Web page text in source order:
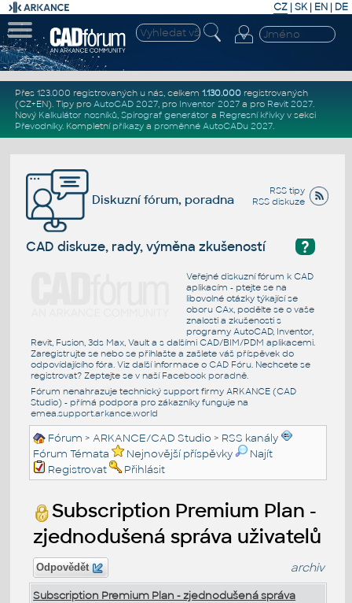
CZ | SK| EN | DE
Přes 123.000 registrovaných u nás, celkem 1.130.000registrovaných
(CZ+EN). Tipy pro AutoCAD 2027, pro Inventor 2027a pro Revit 2027.
Nový Kalkulátor nosníků, Spirograf generátor a Regresní křivkyv sekci
Převodníky. Kompletní příkazya proměnné AutoCADu 2027.
RSS tipy
RSS diskuze
Diskuzní fórum, poradna
?
CAD diskuze, rady, výměna zkušeností
Veřejné diskuzní fórum k CAD
aplikacím - ptejte se na
libovolné otázky týkající se
oboru CAx, podělte se o vaše
znalosti a zkušenosti s
programy AutoCAD, Inventor,
Revit, Fusion, 3ds Max, Vault a s dalšími CAD/BIM/PDM aplikacemi.
Zaregistrujte se nebo se přihlašte a zašlete váš příspěvek do
odpovídajícího fóra. Viz další informace o CAD Fóru. Nechcete se
registrovat? Zeptejte se v naší Facebook poradně.
Fórum nenahrazuje technický support firmy ARKANCE (CAD
Studio) - přímá podpora pro zákazníky funguje na
emea.support.arkance.world
Fórum >ARKANCE/CAD Studio > RSS kanály
Fórum Témata
Nejnovější příspěvky
Najít
Registrovat
Přihlásit
Subscription Premium Plan -
zjednodušená správa uživatelů
Odpovědět archiv
Subscription Premium Plan - zjednodušená správa